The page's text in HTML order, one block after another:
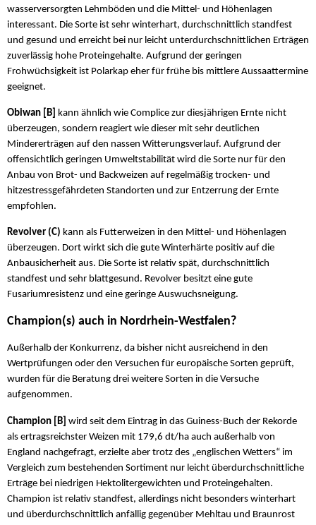
wasserversorgten Lehmböden und die Mittel- und Höhenlagen
interessant. Die Sorte ist sehr winterhart, durchschnittlich standfest
und gesund und erreicht bei nur leicht unterdurchschnittlichen Erträgen
zuverlässig hohe Proteingehalte. Aufgrund der geringen
Frohwüchsigkeit ist Polarkap eher für frühe bis mittlere Aussaattermine
geeignet.
Obiwan [B] kann ähnlich wie Complice zur diesjährigen Ernte nicht
überzeugen, sondern reagiert wie dieser mit sehr deutlichen
Mindererträgen auf den nassen Witterungsverlauf. Aufgrund der
offensichtlich geringen Umweltstabilität wird die Sorte nur für den
Anbau von Brot- und Backweizen auf regelmäßig trocken- und
hitzestressgefährdeten Standorten und zur Entzerrung der Ernte
empfohlen.
Revolver (C) kann als Futterweizen in den Mittel- und Höhenlagen
überzeugen. Dort wirkt sich die gute Winterhärte positiv auf die
Anbausicherheit aus. Die Sorte ist relativ spät, durchschnittlich
standfest und sehr blattgesund. Revolver besitzt eine gute
Fusariumresistenz und eine geringe Auswuchsneigung.
Champion(s) auch in Nordrhein-Westfalen?
Außerhalb der Konkurrenz, da bisher nicht ausreichend in den
Wertprüfungen oder den Versuchen für europäische Sorten geprüft,
wurden für die Beratung drei weitere Sorten in die Versuche
aufgenommen.
Champion [B] wird seit dem Eintrag in das Guiness-Buch der Rekorde
als ertragsreichster Weizen mit 179,6 dt/ha auch außerhalb von
England nachgefragt, erzielte aber trotz des „englischen Wetters“ im
Vergleich zum bestehenden Sortiment nur leicht überdurchschnittliche
Erträge bei niedrigen Hektolitergewichten und Proteingehalten.
Champion ist relativ standfest, allerdings nicht besonders winterhart
und überdurchschnittlich anfällig gegenüber Mehltau und Braunrost